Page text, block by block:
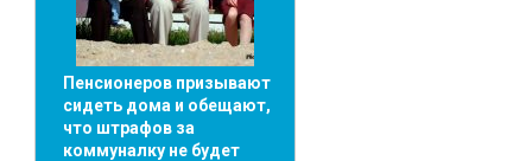
Пенсионеров призывают
сидеть дома и обещают,
что штрафов за
коммуналку не будет